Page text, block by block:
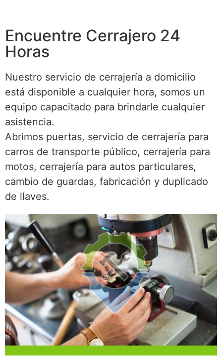
Encuentre Cerrajero 24
Horas
Nuestro servicio de cerrajería a domicilio
está disponible a cualquier hora, somos un
equipo capacitado para brindarle cualquier
asistencia.
Abrimos puertas, servicio de cerrajería para
carros de transporte público, cerrajería para
motos, cerrajería para autos particulares,
cambio de guardas, fabricación y duplicado
de llaves.